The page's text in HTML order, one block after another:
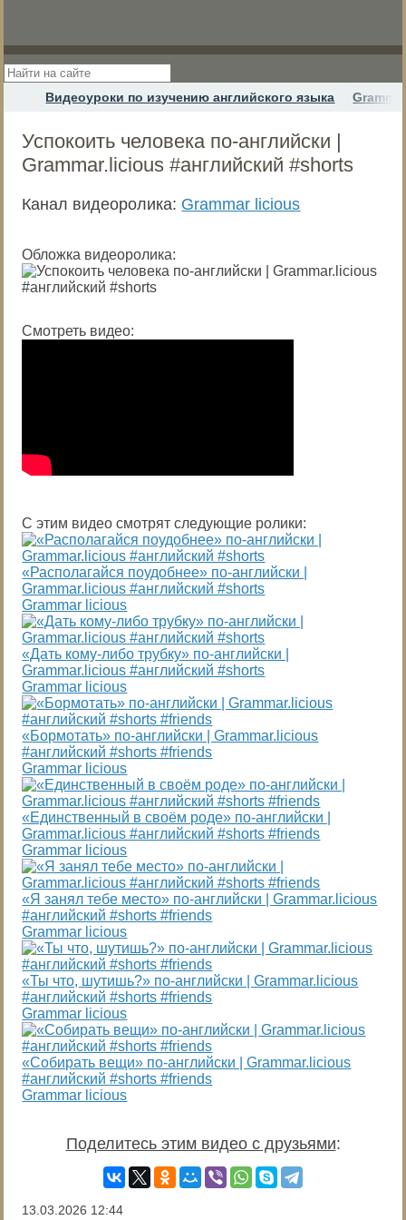
Видеоуроки по изучению английского языка
Успокоить человека по-английски |
Grammar.licious #английский #shorts
Канал видеоролика: Grammar licious
Обложка видеоролика:
Смотреть видео:
С этим видео смотрят следующие ролики:
«Располагайся поудобнее» по-английски |
Grammar.licious #английский #shorts
Grammar licious
«Дать кому-либо трубку» по-английски |
Grammar.licious #английский #shorts
Grammar licious
«Бормотать» по-английски | Grammar.licious
#английский #shorts #friends
Grammar licious
«Единственный в своём роде» по-английски |
Grammar.licious #английский #shorts #friends
Grammar licious
«Я занял тебе место» по-английски | Grammar.licious
#английский #shorts #friends
Grammar licious
«Ты что, шутишь?» по-английски | Grammar.licious
#английский #shorts #friends
Grammar licious
«Собирать вещи» по-английски | Grammar.licious
#английский #shorts #friends
Grammar licious
Поделитесь этим видео с друзьями:
13.03.2026 12:44